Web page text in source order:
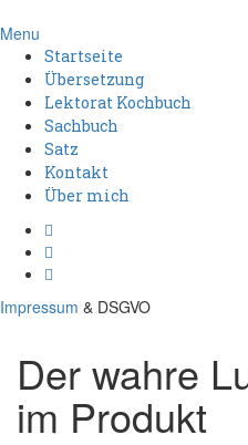
Menu
Startseite
Übersetzung
Lektorat Kochbuch
Sachbuch
Satz
Kontakt
Über mich
Impressum & DSGVO
Der wahre
im Produkt